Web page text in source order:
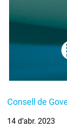
Consell de
14 d’abr. 2023